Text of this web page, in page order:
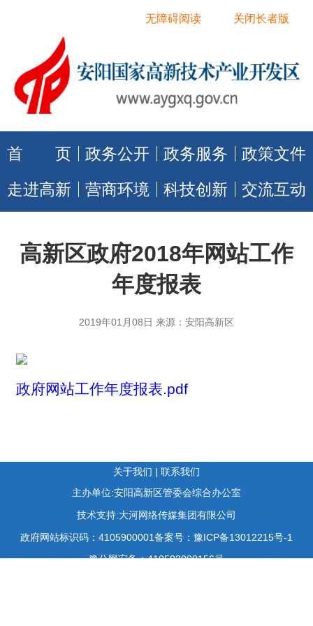
关闭长者版
无障碍阅读
首 页 政务公开 政务服务
政策文件
走进高新
营商环境 科技创新 交流互动
高新区政府2018年网站工作
年度报表
2019年01月08日 来源：安阳高新区
政府网站工作年度报表.pdf
关于我们
联系我们
主办单位:安阳高新区管委会综合办公室
技术支持:大河网络传媒集团有限公司
政府网站标识码：4105900001 备案号：豫ICP备13012215号-1
豫公网安备：410502000156号